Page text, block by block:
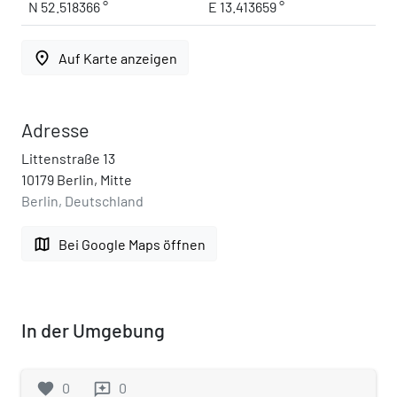
N 52.518366 ° E 13.413659 °
place Auf Karte anzeigen
Adresse
Littenstraße 13
10179 Berlin, Mitte
Berlin, Deutschland
map Bei Google Maps öffnen
In der Umgebung
favorite 0 reviews 0